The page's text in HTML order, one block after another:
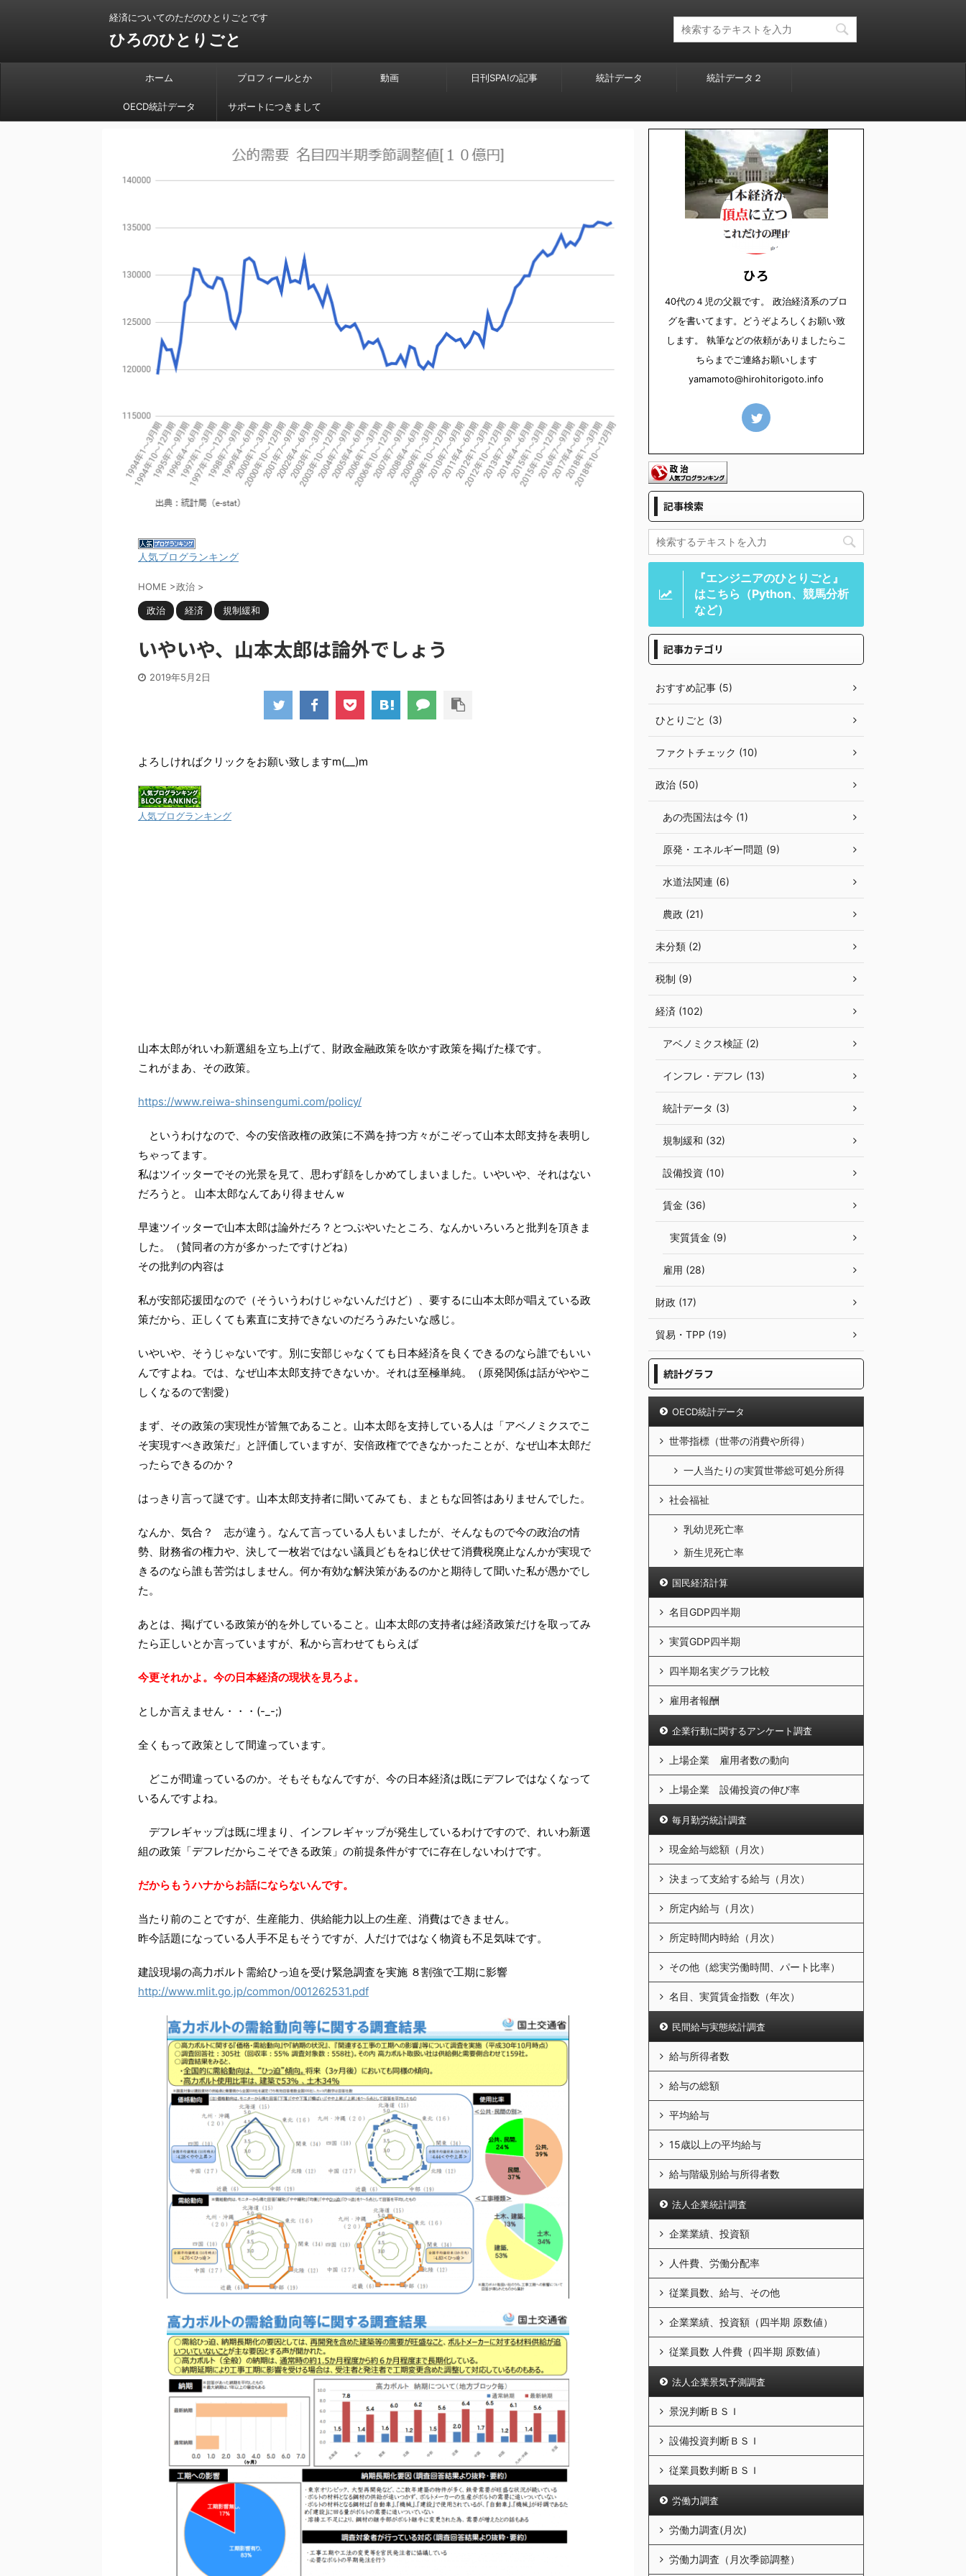
経済についてのただのひとりごとです
ひろのひとりごと
ホーム プロフィールとか 動画 日刊SPA!の記事 統計データ 統計データ２
OECD統計データ サポートにつきまして
人気ブログランキング
HOME >政治 >
政治 経済 規制緩和
いやいや、山本太郎は論外でしょう
2019年5月2日
よろしければクリックをお願い致しますm(__)m
人気ブログランキング
山本太郎がれいわ新選組を立ち上げて、財政金融政策を吹かす政策を掲げた様です。
これがまあ、その政策。
https://www.reiwa-shinsengumi.com/policy/
というわけなので、今の安倍政権の政策に不満を持つ方々がこぞって山本太郎支持を表明し
ちゃってます。
私はツイッターでその光景を見て、思わず顔をしかめてしまいました。いやいや、それはない
だろうと。 山本太郎なんてあり得ませんｗ
早速ツイッターで山本太郎は論外だろ？とつぶやいたところ、なんかいろいろと批判を頂きま
した。（賛同者の方が多かったですけどね）
その批判の内容は
私が安部応援団なので（そういうわけじゃないんだけど）、要するに山本太郎が唱えている政
策だから、正しくても素直に支持できないのだろうみたいな感じ。
いやいや、そうじゃないです。別に安部じゃなくても日本経済を良くできるのなら誰でもいい
んですよね。では、なぜ山本太郎支持できないか。それは至極単純。（原発関係は話がややこ
しくなるので割愛）
まず、その政策の実現性が皆無であること。山本太郎を支持している人は「アベノミクスでこ
そ実現すべき政策だ」と評価していますが、安倍政権でできなかったことが、なぜ山本太郎だ
ったらできるのか？
はっきり言って謎です。山本太郎支持者に聞いてみても、まともな回答はありませんでした。
なんか、気合？ 志が違う。なんて言っている人もいましたが、そんなもので今の政治の情
勢、財務省の権力や、決して一枚岩ではない議員どもをねじ伏せて消費税廃止なんかが実現で
きるのなら誰も苦労はしません。何か有効な解決策があるのかと期待して聞いた私が愚かでし
た。
あとは、掲げている政策が的を外していること。山本太郎の支持者は経済政策だけを取ってみ
たら正しいとか言っていますが、私から言わせてもらえば
今更それかよ。今の日本経済の現状を見ろよ。
としか言えません・・・(-_-;)
全くもって政策として間違っています。
どこが間違っているのか。そもそもなんですが、今の日本経済は既にデフレではなくなって
いるんですよね。
デフレギャップは既に埋まり、インフレギャップが発生しているわけですので、れいわ新選
組の政策「デフレだからこそできる政策」の前提条件がすでに存在しないわけです。
だからもうハナからお話にならないんです。
当たり前のことですが、生産能力、供給能力以上の生産、消費はできません。
昨今話題になっている人手不足もそうですが、人だけではなく物資も不足気味です。
建設現場の高力ボルト需給ひっ迫を受け緊急調査を実施 ８割強で工期に影響
http://www.mlit.go.jp/common/001262531.pdf
ひろ
40代の４児の父親です。 政治経済系のブロ
グを書いてます。どうぞよろしくお願い致
します。 執筆などの依頼がありましたらこ
ちらまでご連絡お願いします
yamamoto@hirohitorigoto.info
記事検索
『エンジニアのひとりごと』
はこちら（Python、競馬分析
など）
記事カテゴリ
おすすめ記事 (5)
ひとりごと (3)
ファクトチェック (10)
政治 (50)
あの売国法は今 (1)
原発・エネルギー問題 (9)
水道法関連 (6)
農政 (21)
未分類 (2)
税制 (9)
経済 (102)
アベノミクス検証 (2)
インフレ・デフレ (13)
統計データ (3)
規制緩和 (32)
設備投資 (10)
賃金 (36)
実質賃金 (9)
雇用 (28)
財政 (17)
貿易・TPP (19)
統計グラフ
OECD統計データ
世帯指標（世帯の消費や所得）
一人当たりの実質世帯総可処分所得
社会福祉
乳幼児死亡率
新生児死亡率
国民経済計算
名目GDP四半期
実質GDP四半期
四半期名実グラフ比較
雇用者報酬
企業行動に関するアンケート調査
上場企業 雇用者数の動向
上場企業 設備投資の伸び率
毎月勤労統計調査
現金給与総額（月次）
決まって支給する給与（月次）
所定内給与（月次）
所定時間内時給（月次）
その他（総実労働時間、パート比率）
名目、実質賃金指数（年次）
民間給与実態統計調査
給与所得者数
給与の総額
平均給与
15歳以上の平均給与
給与階級別給与所得者数
法人企業統計調査
企業業績、投資額
人件費、労働分配率
従業員数、給与、その他
企業業績、投資額（四半期 原数値）
従業員数 人件費（四半期 原数値）
法人企業景気予測調査
景況判断ＢＳＩ
設備投資判断ＢＳＩ
従業員数判断ＢＳＩ
労働力調査
労働力調査(月次)
労働力調査（月次季節調整）